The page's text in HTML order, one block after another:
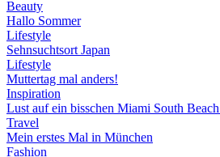
Beauty
Hallo Sommer
Lifestyle
Sehnsuchtsort Japan
Lifestyle
Muttertag mal anders!
Inspiration
Lust auf ein bisschen Miami South
Travel
Mein erstes Mal in München
Fashion